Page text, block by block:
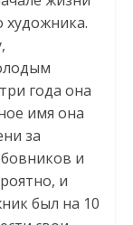
художника.
года она
имя она
за
и
и
был на 10